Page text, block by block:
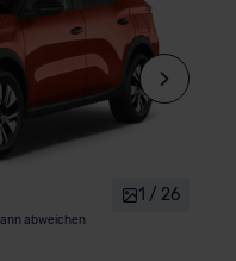
abweichen
1 / 26